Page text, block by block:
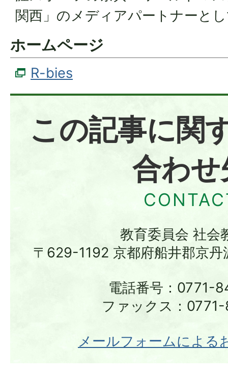
関西」のメディアパートナーと
ホームページ
R-bies
この記事に関
合わせ
教育委員会 社会
〒629-1192 京都府船井郡京丹
電話番号：0771-
ファックス：
メールフォームによる